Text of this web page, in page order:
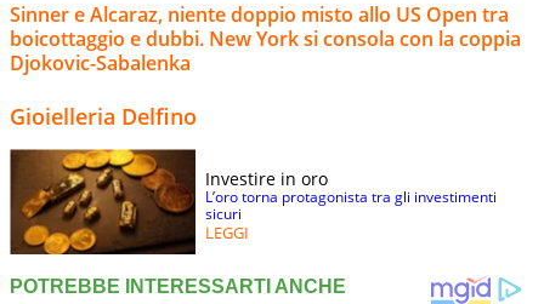
Sinner e Alcaraz, niente doppio misto allo US Open tra
boicottaggio e dubbi. New York si consola con la coppia
Djokovic-Sabalenka
Gioielleria Delfino
Investire in oro
L’oro torna protagonista tra gli investimenti
sicuri
LEGGI